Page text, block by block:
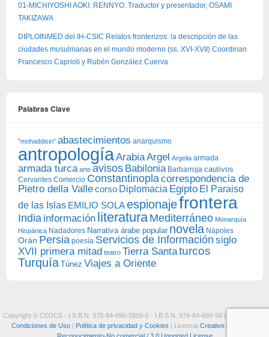
01-MICHIYOSHI AOKI: RENNYO. Traductor y presentador, OSAMI
TAKIZAWA
DIPLOINMED del IH-CSIC Relatos fronterizos: la descripción de las
ciudades musulmanas en el mundo moderno (ss. XVI-XVII) Coordinan
Francesco Caprioli y Rubén González Cuerva
Palabras Clave
"mohaddisin" abastecimientos anarquismo
antropología ArabiaArgel Argelia armada
armada turca arte avisos Babilonia Barbarroja cautivos
Cervantes Comercio Constantinopla correspondencia de
Pietro della Vallecorso Diplomacia Egipto El Paraiso
de las Islas EMILIO SOLAespionajefrontera
India información literatura Mediterráneo Monarquía
Hispánica Nadadores Narrativa árabe popular novela Nápoles
Orán Persia poesía Servicios de Información siglo
XVII primera mitad teatro Tierra Santaturcos
Turquía Túnez Viajes a Oriente
Copyright © CEDCS - I.S.B.N. 978-84-690-5859-6 - I.B.S.N. 978-84-690-58 |
Condiciones de Uso| Política de privacidad y Cookies | Licencia Creative Commons:
Reconocimiento-No comercial / 3.0 Unported License